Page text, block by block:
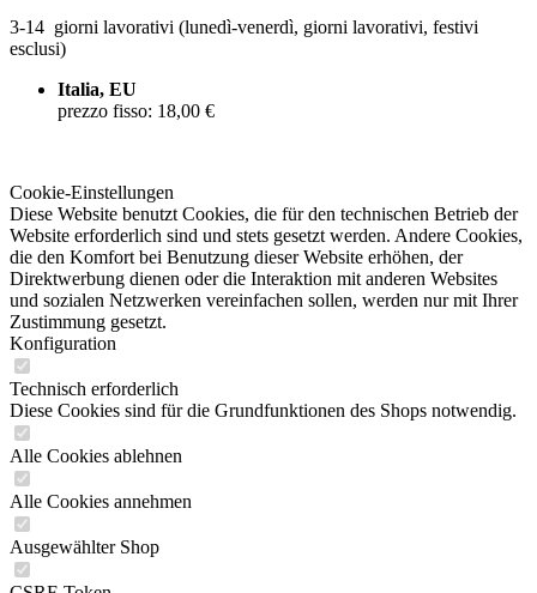
3-14 giorni lavorativi (lunedì-venerdì, giorni lavorativi, festivi
esclusi)
Italia, EU
prezzo fisso: 18,00 €
Cookie-Einstellungen
Diese Website benutzt Cookies, die für den technischen Betrieb der
Website erforderlich sind und stets gesetzt werden. Andere Cookies,
die den Komfort bei Benutzung dieser Website erhöhen, der
Direktwerbung dienen oder die Interaktion mit anderen Websites
und sozialen Netzwerken vereinfachen sollen, werden nur mit Ihrer
Zustimmung gesetzt.
Konfiguration
Technisch erforderlich
Diese Cookies sind für die Grundfunktionen des Shops notwendig.
Alle Cookies ablehnen
Alle Cookies annehmen
Ausgewählter Shop